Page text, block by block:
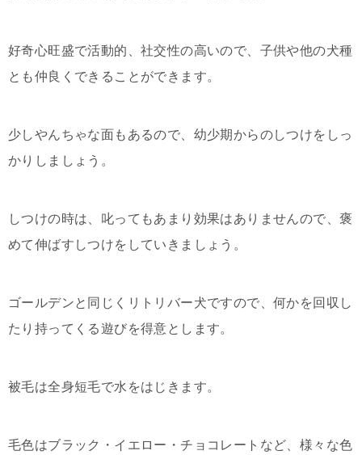
好奇心旺盛で活動的、社交性の高いので、子供や他の犬種
とも仲良くできることができます。
少しやんちゃな面もあるので、幼少期からのしつけをしっ
かりしましょう。
しつけの時は、叱ってもあまり効果はありませんので、褒
めて伸ばすしつけをしていきましょう。
ゴールデンと同じくリトリバー犬ですので、何かを回収し
たり持ってくる遊びを得意とします。
被毛は全身短毛で水をはじきます。
毛色はブラック・イエロー・チョコレートなど、様々な色